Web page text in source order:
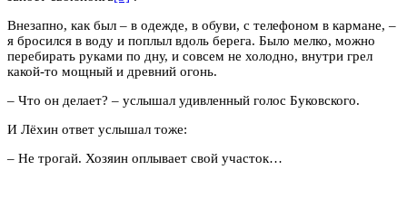
Внезапно, как был – в одежде, в обуви, с телефоном в кармане, –
я бросился в воду и поплыл вдоль берега. Было мелко, можно
перебирать руками по дну, и совсем не холодно, внутри грел
какой-то мощный и древний огонь.
– Что он делает? – услышал удивленный голос Буковского.
И Лёхин ответ услышал тоже:
– Не трогай. Хозяин оплывает свой участок…